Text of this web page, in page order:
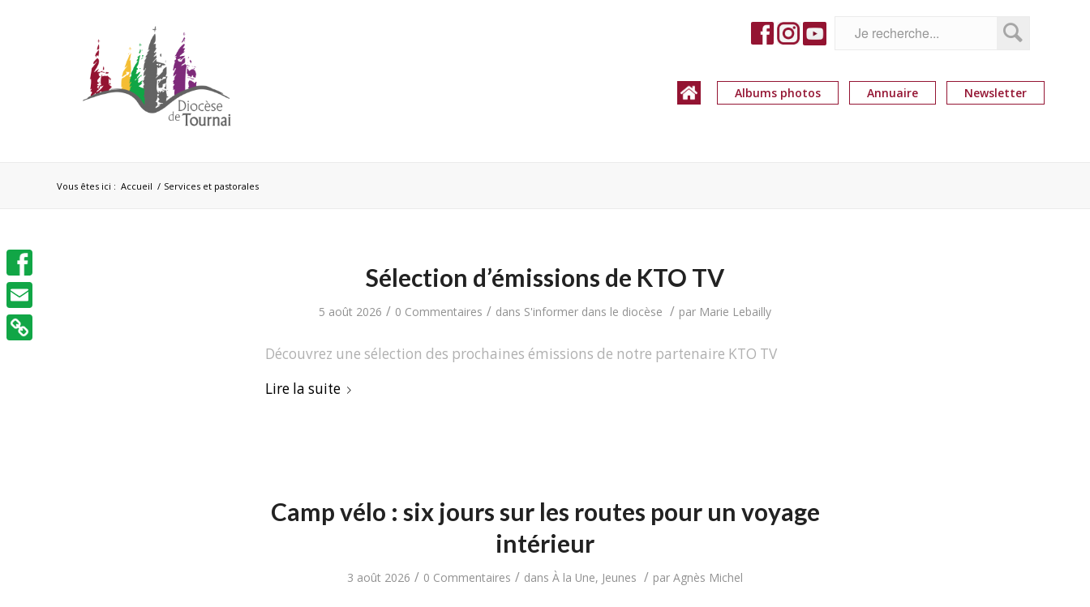
Albums photos Annuaire Newsletter
Vous êtes ici : Accueil / Services et pastorales
Sélection d’émissions de KTO TV
5 août 2026 / 0 Commentaires / dans S'informer dans le diocèse / par Marie Lebailly
Découvrez une sélection des prochaines émissions de notre partenaire KTO TV
Lire la suite
Camp vélo : six jours sur les routes pour un voyage
intérieur
3 août 2026 / 0 Commentaires / dans À la Une, Jeunes / par Agnès Michel
Facebook
Email